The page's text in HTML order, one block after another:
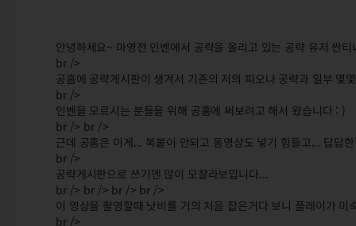
안녕하세요~ 마영전 인벤에서 공략을 올리고 있는 공략 유저 싼
br />
공홈에 공략게시판이 생겨서 기존의 저의 피오나 공략과 일부 몇
br />
인벤을 모르시는 분들을 위해 공홈에 써보려고 해서 왔습니다 : )
br /> br />
근데 공홈은 이게... 복붙이 안되고 동영상도 넣기 힘들고... 답답
br />
공략게시판으로 쓰기엔 많이 모잘라보입니다...
br /> br /> br /> br />
이 영상을 촬영할때 낫비를 거의 처음 잡은거다 보니 플레이가 미
br />